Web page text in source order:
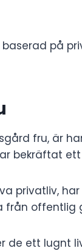
på
fru, är
bekräftat ett
privatliv,
offentlig
de ett lugnt